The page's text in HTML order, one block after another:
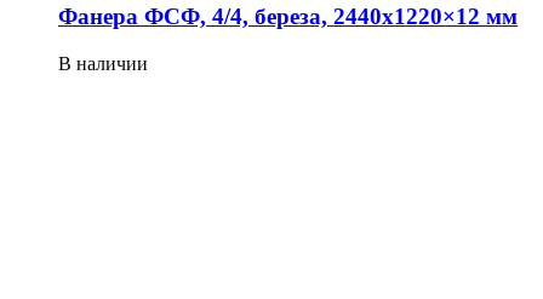
Фанера ФСФ, 4/4, береза, 2440х1220×12 мм
В наличии